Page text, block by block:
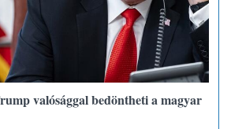
valósággal bedöntheti a magyar